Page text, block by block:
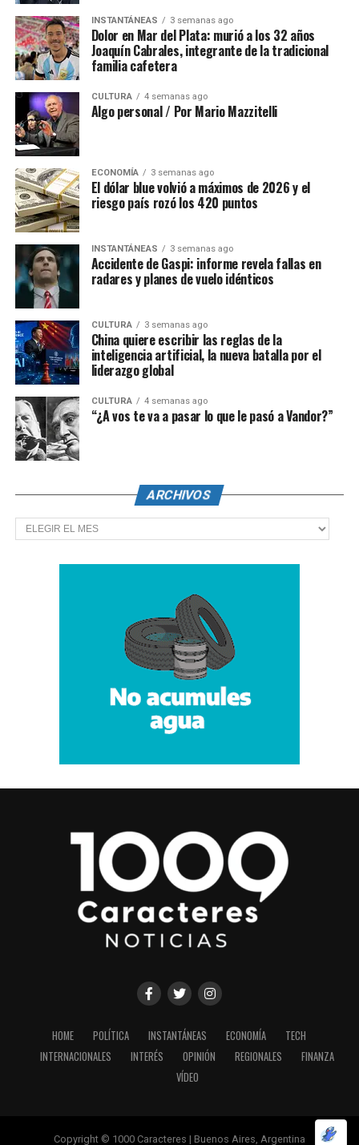
INSTANTÁNEAS 3 semanas ago
Dolor en Mar del Plata: murió a los 32 años
Joaquín Cabrales, integrante de la tradicional
familia cafetera
CULTURA 4 semanas ago
Algo personal / Por Mario Mazzitelli
ECONOMÍA 3 semanas ago
El dólar blue volvió a máximos de 2026 y el
riesgo país rozó los 420 puntos
INSTANTÁNEAS 3 semanas ago
Accidente de Gaspi: informe revela fallas en
radares y planes de vuelo idénticos
CULTURA 3 semanas ago
China quiere escribir las reglas de la
inteligencia artificial, la nueva batalla por el
liderazgo global
CULTURA 4 semanas ago
“¿A vos te va a pasar lo que le pasó a Vandor?”
ARCHIVOS
Archivos
HOME POLÍTICA INSTANTÁNEAS ECONOMÍA
TECH
INTERNACIONALES
INTERÉS OPINIÓN REGIONALES
FINANZA
VÍDEO
Copyright © 1000 Caracteres | Buenos Aires, Argentina